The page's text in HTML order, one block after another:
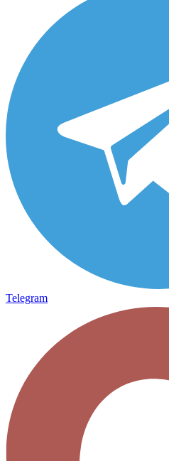
Telegram